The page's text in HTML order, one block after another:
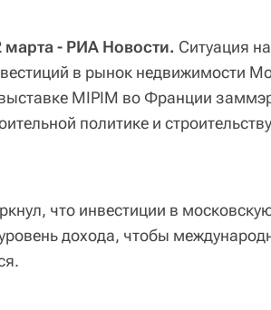
- РИА Новости. Ситуация
в рынок недвижимости
MIPIM во Франции
политике и
что инвестиции в
дохода, чтобы